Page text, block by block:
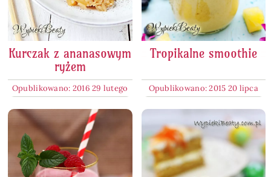
Kurczak z ananasowym
ryżem
Opublikowano: 2016 29 lutego
Tropikalne smoothie
Opublikowano: 2015 20 lipca